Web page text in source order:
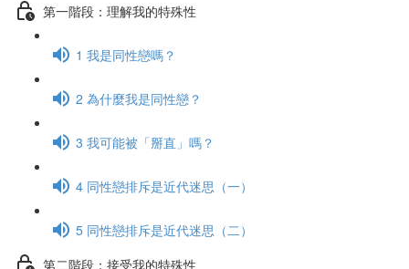
第一階段：理解我的特殊性
1 我是同性戀嗎？
2 為什麼我是同性戀？
3 我可能被「掰直」嗎？
4 同性戀排斥是近代迷思（一）
5 同性戀排斥是近代迷思（二）
第二階段：接受我的特殊性